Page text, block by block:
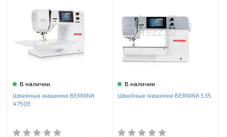
В наличии
Швейные машинки BERNINA
475QE
В наличии
Швейные машинки BERNINA 535